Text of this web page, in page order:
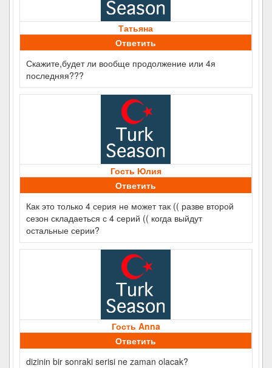
Татьяна
Ответить
Скажите,будет ли вообще продолжение или 4я
последняя???
Гость Юлия
Ответить
Как это только 4 серия не может так (( разве второй
сезон складаеться с 4 серий (( когда выйдут
остальные серии?
Гость Anna
Ответить
dizinin bir sonraki serisi ne zaman olacak?